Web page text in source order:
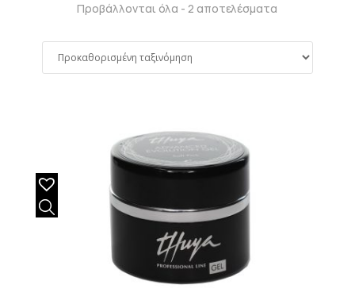
Προβάλλονται όλα - 2 αποτελέσματα